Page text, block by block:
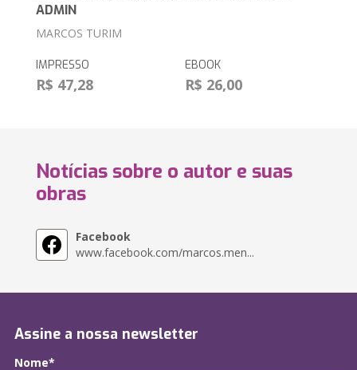
ADMIN
MARCOS TURIM
IMPRESSO
R$ 47,28
EBOOK
R$ 26,00
Notícias sobre o autor e suas
obras
Facebook
www.facebook.com/marcos.men...
Assine a nossa newsletter
Nome*